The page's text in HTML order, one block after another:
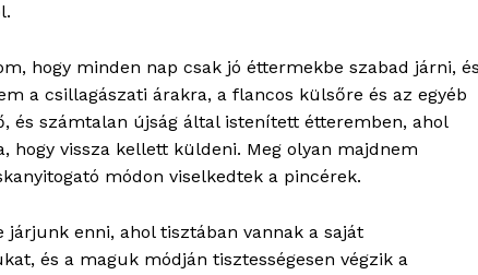
hogy minden nap csak jó éttermekbe szabad járni,
a csillagászati árakra, a flancos külsőre és az egyéb
és számtalan újság által istenített étteremben, ahol
hogy vissza kellett küldeni. Meg olyan majdnem
módon viselkedtek a pincérek.
járjunk enni, ahol tisztában vannak a saját
és a maguk módján tisztességesen végzik a